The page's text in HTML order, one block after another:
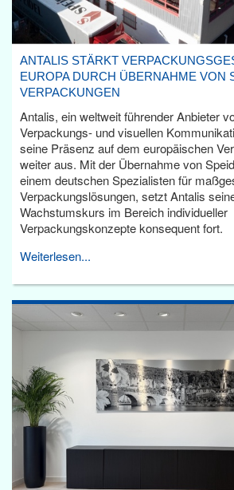
ANTALIS STÄRKT
EUROPA DURCH ÜBERNAHME VON
VERPACKUNGEN
Antalis, ein weltweit führender Anbieter
Verpackungs- und visuellen
seine Präsenz auf dem europäischen
weiter aus. Mit der Übernahme von
einem deutschen Spezialisten für
Verpackungslösungen, setzt Antalis
Wachstumskurs im Bereich individueller
Verpackungskonzepte konsequent fort.
Weiterlesen...